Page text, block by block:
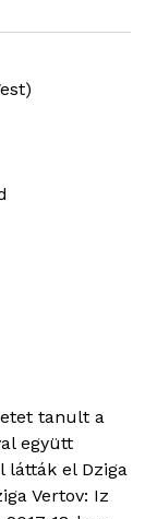
tanult a
együtt
látták el Dziga
Vertov: Iz